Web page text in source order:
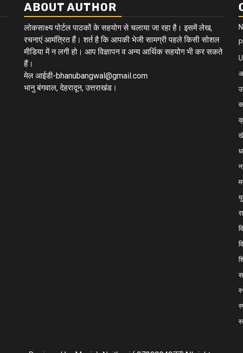
ABOUT AUTHOR
लोकसाक्ष्य पोर्टल पाठकों के सहयोग से चलाया जा रहा है। इसमें लेख,
रचनाएं आमंत्रित हैं। शर्त है कि आपकी भेजी सामग्री पहले किसी सोशल
मीडिया में न लगी हो। आप विज्ञापन व अन्य आर्थिक सहयोग भी कर सकते
हैं।
मेल आईडी-bhanubangwal@gmail.com
भानु बंगवाल, देहरादून, उत्तराखंड।